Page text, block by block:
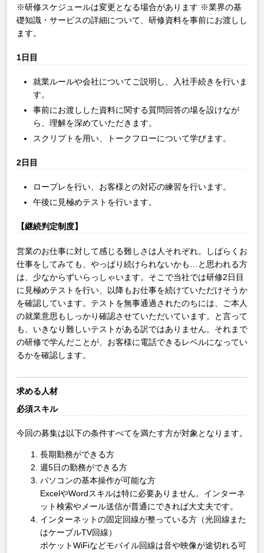
※研修スケジュールは変更となる場合があります ※業界の基
礎知識・サービスの詳細について、研修資料を事前にお渡しし
ます。
1日目
就業ルールや会社についてご説明し、入社手続きを行いま
す。
事前にお渡しした資料に関する質問回答の場を設けなが
ら、理解を深めていただきます。
スクリプトを用い、トークフローについて学びます。
2日目
ロープレを行い、お客様との対応の練習を行います。
午後に見極めテストを行います。
【継続判定制度】
営業のお仕事に対して感じる難しさは人それぞれ。しばらくお
仕事をしてみても、やっぱり続けられないかも…と思われる方
は、少なからずいらっしゃいます。そこで当社では研修2日目
に見極めテストを行い、以降もお仕事を続けていただけそうか
を確認しています。テストを無事通過されたのちには、ご本人
の就業意思もしっかり確認させていただいています。と言って
も、いきなり難しいテストがある訳ではありません。それまで
の研修で学んだことが、お客様に電話できるレベルになってい
るかを確認します。
求める人材
必須スキル
今回の募集は以下の条件すべてを満たす方が対象となります。
長期勤務ができる方
週5日の勤務ができる方
パソコンの基本操作が可能な方
ExcelやWordスキルは特に必要ありません。インターネ
ット検索やメール送信が普通にできれば大丈夫です。
インターネットの固定回線が整っている方（光回線また
はケーブルTV回線）
ポケットWiFiなどモバイル回線は音や映像が途切れる可